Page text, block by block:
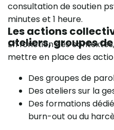
consultation de soutien
minutes et 1 heure.
Les actions
ateliers, groupes
En fonction des
mettre en place des
Des groupes de
Des ateliers sur la
Des formations
burn-out ou du